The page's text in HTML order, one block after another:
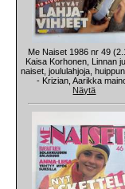
Me Naiset 1986 nr 49
Kaisa Korhonen, Linnan
naiset, joululahjoja,
- Krizian, Aarikka
Näytä